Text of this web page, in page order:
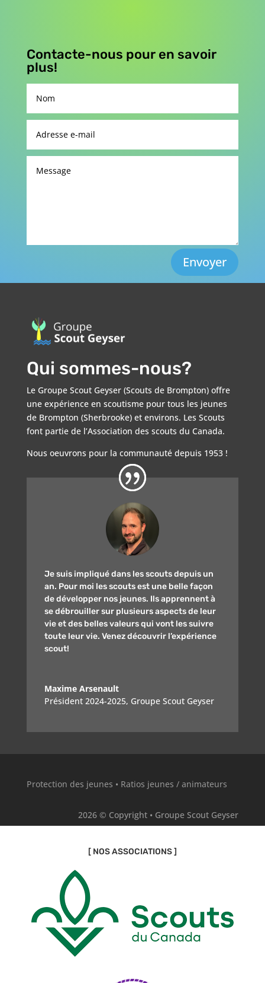
Contacte-nous pour en savoir
plus!
Envoyer
Qui sommes-nous?
Le Groupe Scout Geyser (Scouts de Brompton) offre
une expérience en scoutisme pour tous les jeunes
de Brompton (Sherbrooke) et environs. Les Scouts
font partie de l’Association des scouts du Canada.
Nous oeuvrons pour la communauté depuis 1953 !
Je suis impliqué dans les scouts depuis un
an. Pour moi les scouts est une belle façon
de développer nos jeunes. Ils apprennent à
se débrouiller sur plusieurs aspects de leur
vie et des belles valeurs qui vont les suivre
toute leur vie. Venez découvrir l’expérience
scout!
Maxime Arsenault
Président 2024-2025, Groupe Scout Geyser
Protection des jeunes • Ratios jeunes / animateurs
2026 © Copyright • Groupe Scout Geyser
[ NOS ASSOCIATIONS ]